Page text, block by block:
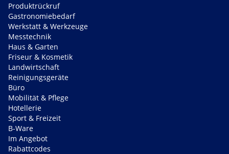
Produktrückruf
Gastronomiebedarf
Werkstatt & Werkzeuge
Messtechnik
Haus & Garten
Friseur & Kosmetik
Landwirtschaft
Reinigungsgeräte
Büro
Mobilität & Pflege
Hotellerie
Sport & Freizeit
B-Ware
Im Angebot
Rabattcodes